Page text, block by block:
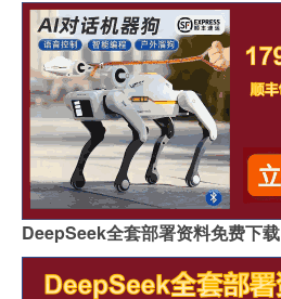
DeepSeek全套部署资料免费下载